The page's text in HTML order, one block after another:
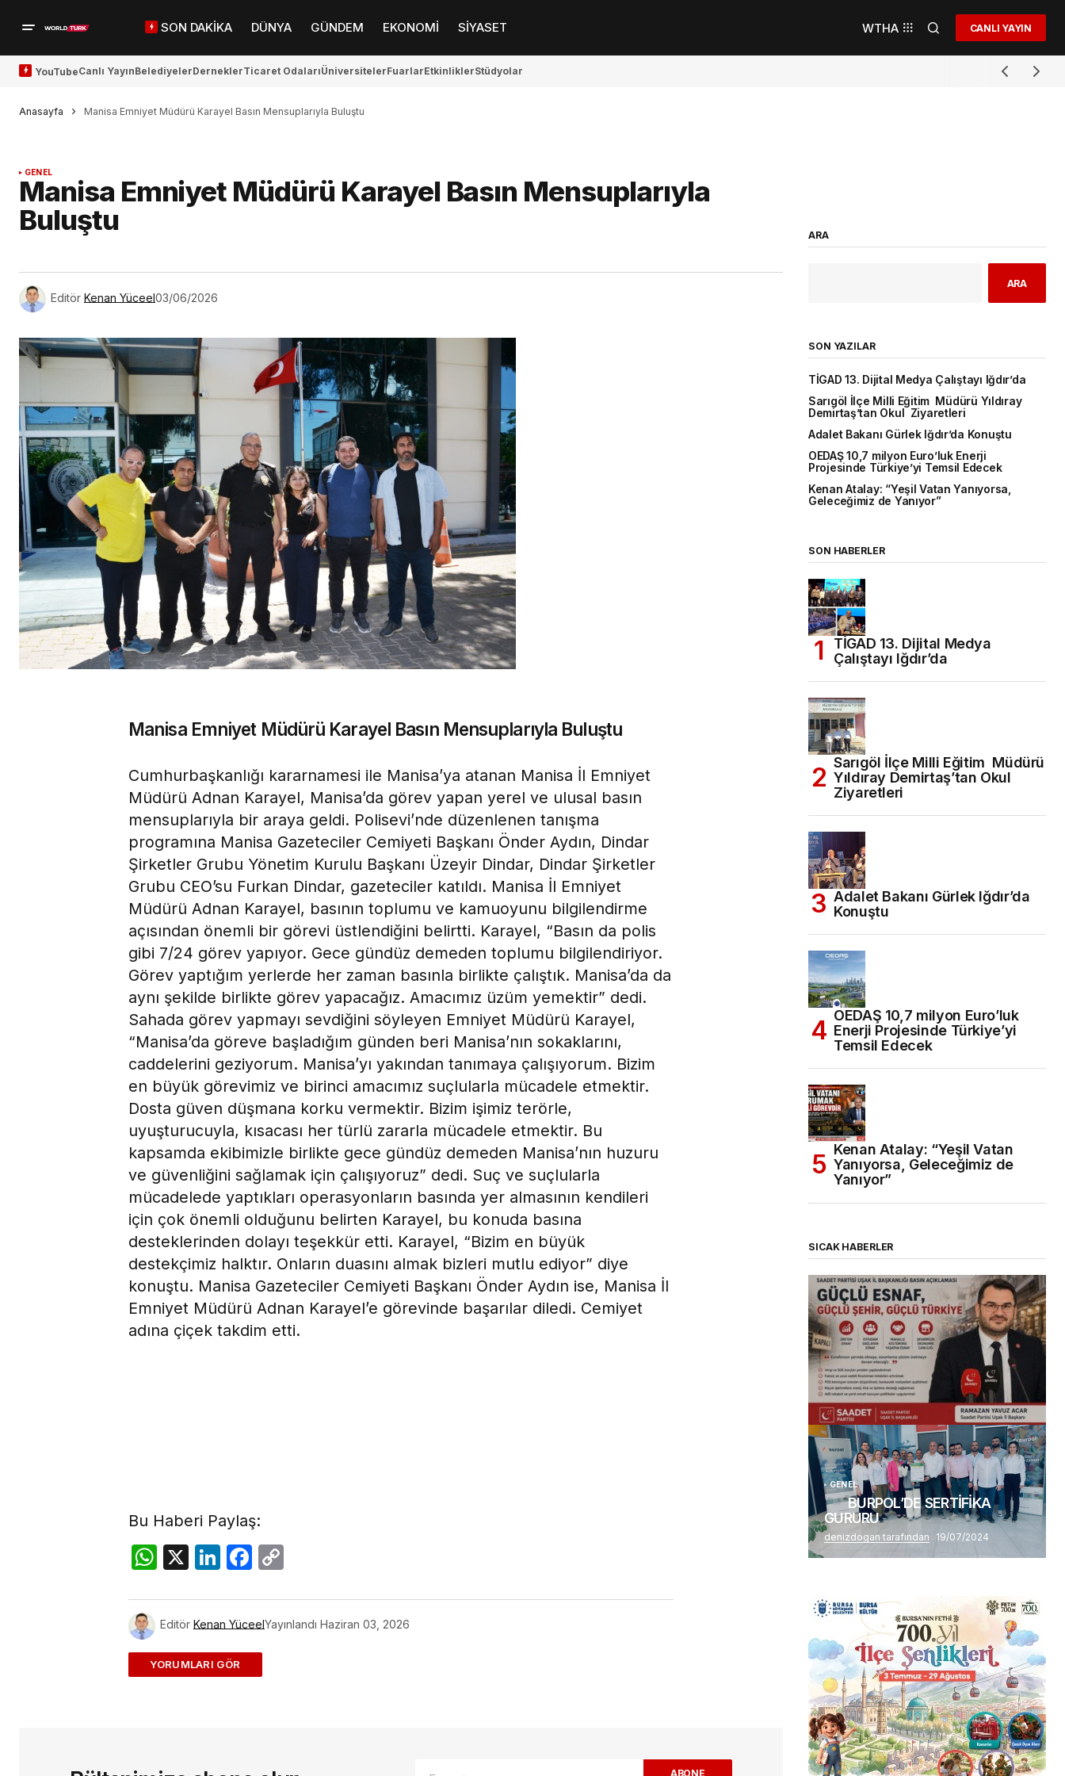
SON DAKİKA DÜNYA GÜNDEM EKONOMİ SİYASET WTHA CANLI YAYIN
YouTubeCanlı YayınBelediyelerDerneklerTicaret OdalarıÜniversitelerFuarlarEtkinliklerStüdyolar
Anasayfa Manisa Emniyet Müdürü Karayel Basın Mensuplarıyla Buluştu
GENEL
Manisa Emniyet Müdürü Karayel Basın Mensuplarıyla
Buluştu
Editör Kenan Yüceel03/06/2026
Manisa Emniyet Müdürü Karayel Basın Mensuplarıyla Buluştu
Cumhurbaşkanlığı kararnamesi ile Manisa’ya atanan Manisa İl Emniyet
Müdürü Adnan Karayel, Manisa’da görev yapan yerel ve ulusal basın
mensuplarıyla bir araya geldi. Polisevi’nde düzenlenen tanışma
programına Manisa Gazeteciler Cemiyeti Başkanı Önder Aydın, Dindar
Şirketler Grubu Yönetim Kurulu Başkanı Üzeyir Dindar, Dindar Şirketler
Grubu CEO’su Furkan Dindar, gazeteciler katıldı. Manisa İl Emniyet
Müdürü Adnan Karayel, basının toplumu ve kamuoyunu bilgilendirme
açısından önemli bir görevi üstlendiğini belirtti. Karayel, “Basın da polis
gibi 7/24 görev yapıyor. Gece gündüz demeden toplumu bilgilendiriyor.
Görev yaptığım yerlerde her zaman basınla birlikte çalıştık. Manisa’da da
aynı şekilde birlikte görev yapacağız. Amacımız üzüm yemektir” dedi.
Sahada görev yapmayı sevdiğini söyleyen Emniyet Müdürü Karayel,
“Manisa’da göreve başladığım günden beri Manisa’nın sokaklarını,
caddelerini geziyorum. Manisa’yı yakından tanımaya çalışıyorum. Bizim
en büyük görevimiz ve birinci amacımız suçlularla mücadele etmektir.
Dosta güven düşmana korku vermektir. Bizim işimiz terörle,
uyuşturucuyla, kısacası her türlü zararla mücadele etmektir. Bu
kapsamda ekibimizle birlikte gece gündüz demeden Manisa’nın huzuru
ve güvenliğini sağlamak için çalışıyoruz” dedi. Suç ve suçlularla
mücadelede yaptıkları operasyonların basında yer almasının kendileri
için çok önemli olduğunu belirten Karayel, bu konuda basına
desteklerinden dolayı teşekkür etti. Karayel, “Bizim en büyük
destekçimiz halktır. Onların duasını almak bizleri mutlu ediyor” diye
konuştu. Manisa Gazeteciler Cemiyeti Başkanı Önder Aydın ise, Manisa İl
Emniyet Müdürü Adnan Karayel’e görevinde başarılar diledi. Cemiyet
adına çiçek takdim etti.
Bu Haberi Paylaş:
WhatsApp
X LinkedIn
Facebook
Editör Kenan YüceelYayınlandı Haziran 03, 2026
ADD A COMMENT
ABONE
ARA
ARA
SON YAZILAR
TİGAD 13. Dijital Medya Çalıştayı Iğdır’da
Sarıgöl İlçe Milli Eğitim Müdürü Yıldıray
Demirtaş’tan Okul Ziyaretleri
Adalet Bakanı Gürlek Iğdır’da Konuştu
OEDAŞ 10,7 milyon Euro’luk Enerji
Projesinde Türkiye’yi Temsil Edecek
Kenan Atalay: “Yeşil Vatan Yanıyorsa,
Geleceğimiz de Yanıyor”
SON HABERLER
TİGAD 13. Dijital Medya
Çalıştayı Iğdır’da
Sarıgöl İlçe Milli Eğitim Müdürü
Yıldıray Demirtaş’tan Okul
Ziyaretleri
Adalet Bakanı Gürlek Iğdır’da
Konuştu
OEDAŞ 10,7 milyon Euro’luk
Enerji Projesinde Türkiye’yi
Temsil Edecek
Kenan Atalay: “Yeşil Vatan
Yanıyorsa, Geleceğimiz de
Yanıyor”
SICAK HABERLER
(başlıksız)
Alaattin Karahan tarafından 14/07/2026
GENEL
BURPOL’DE SERTİFİKA
GURURU
denizdogan tarafından 19/07/2024